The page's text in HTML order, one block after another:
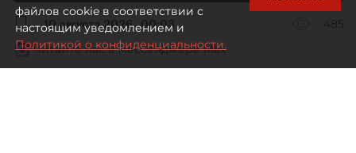
10 августа 2026 00:03
485
Читайте нас в мессенджере Max
файлов cookie в соответствии с
настоящим уведомлением и
Политикой о конфиденциальности.